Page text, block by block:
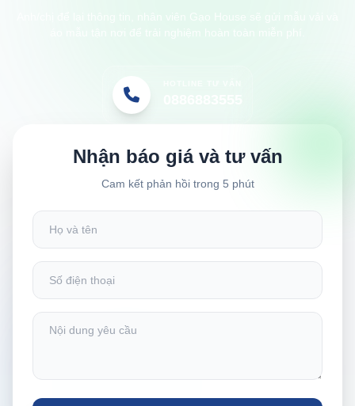
Nhận báo giá và tư vấn
Cam kết phản hồi trong 5 phút